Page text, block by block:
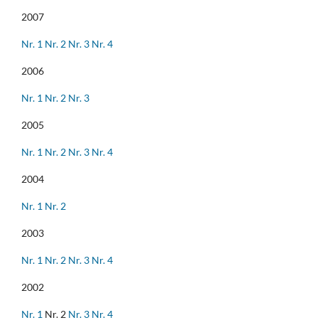
2007
Nr. 1 Nr. 2 Nr. 3 Nr. 4
2006
Nr. 1 Nr. 2 Nr. 3
2005
Nr. 1 Nr. 2 Nr. 3 Nr. 4
2004
Nr. 1 Nr. 2
2003
Nr. 1 Nr. 2 Nr. 3 Nr. 4
2002
Nr. 1 Nr. 2 Nr. 3 Nr. 4